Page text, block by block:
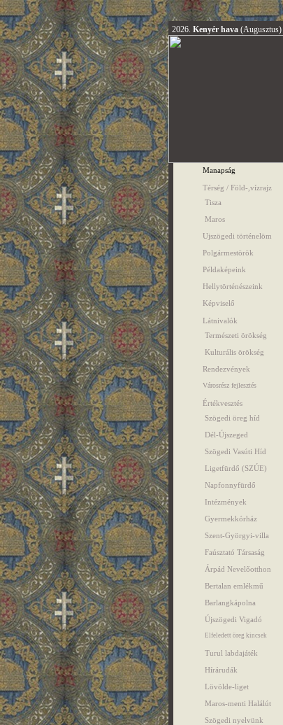
2026. Kenyér hava (Augusztus)
Manapság
Térség / Föld-,vízrajz
Tisza
Maros
Ujszögedi történelöm
Polgármestörök
Példaképeink
Hellytörténészeink
Képviselő
Látnivalók
Természeti örökség
Kulturális örökség
Rendezvények
Városrész fejlesztés
Értékvesztés
Szögedi öreg híd
Dél-Újszeged
Szögedi Vasúti Híd
Ligetfürdő (SZÚE)
Napfonnyfürdő
Intézmények
Gyermekkórház
Szent-Györgyi-villa
Faúsztató Társaság
Árpád Nevelőotthon
Bertalan emlékmű
Barlangkápolna
Újszögedi Vigadó
Elfeledett öreg kincsek
Turul labdajáték
Hírárudák
Lövölde-liget
Maros-menti Halálút
Szögedi nyelvünk